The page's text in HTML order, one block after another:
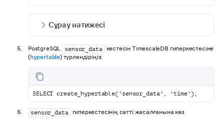
Сұрау нәтижесі
PostgreSQL sensor_data
кестесін TimescaleDB гиперкестесіне
(hypertable) түрлендіріңіз:
SELECT create_hypertable('sensor_data', 'time');
sensor_data
гиперкестесінің сәтті жасалғанына көз